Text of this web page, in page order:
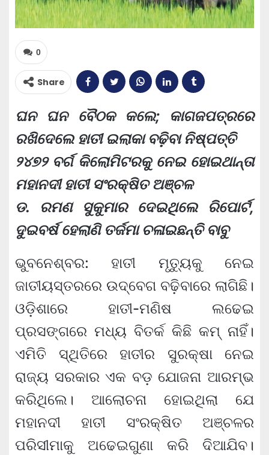
0
Share
ଘନ ଘନ ବୈଠକ କଲେ; କାଗଜପତ୍ରରେ
ରଖିଦେଲେ ହାତୀ ଇଲାକା ବଢ଼ିବା ନିଷ୍ପତ୍ତି
୨୪୭୨ ବର୍ଗ କିଲୋମିଟରକୁ ନେଇ ହୋଇଥାନ୍ତା
ମହାନଦୀ ହାତୀ ସଂରକ୍ଷିତ ଅଞ୍ଚଳ
ଡ. ରମଣ ସୁକୁମାର ଦେଇଥିଲେ ରିପୋର୍ଟ,
ଦୁଇବର୍ଷ ହେଲାଣି ତର୍ଜମା ଚଳାଇଛନ୍ତି ବାବୁ
ଭୁବନେଶ୍ବର: ହାତୀ ମୃତ୍ୟୁକୁ ନେଇ
ଜାତୀୟସ୍ତରରେ ଉଦ୍‌ବେଗ ବଢ଼ିବାରେ ଲାଗିଛି।
ଓଡ଼ିଶାରେ ହାତୀ-ମଣିଷ ଲଢେଇ
ପ୍ରସଙ୍ଗରେ ମଧ୍ୟ ବିତର୍କ କିଛି କମ୍ ନାହିଁ।
ଏମିତି ସ୍ଥିତିରେ ହାତୀର ସୁରକ୍ଷା ନେଇ
ରାଜ୍ୟ ସରକାର ଏକ ବଡ଼ ଯୋଜନା ଆରମ୍ଭ
କରିଥିଲେ। ଆଲୋଚନା ହୋଇଥିଲା ଯେ
ମହାନଦୀ ହାତୀ ସଂରକ୍ଷିତ ଅଞ୍ଚଳର
ପରିସୀମାକୁ ଅଢେଇଗୁଣା କରି ଦିଆଯିବ।